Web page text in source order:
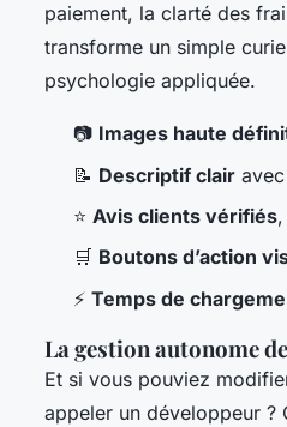
paiement, la clarté des
transforme un simple
psychologie appliquée.
📷 Images haute
📝 Descriptif clair
⭐ Avis clients vérifiés
🛒 Boutons d’action
⚡ Temps de
La gestion autonome
Et si vous pouviez
appeler un développeur ?